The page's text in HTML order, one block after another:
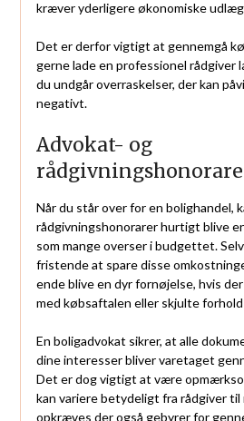
kræver yderligere økonomiske
Det er derfor vigtigt at gennemgå
gerne lade en professionel rådgiver
du undgår overraskelser, der kan
negativt.
Advokat- og
Når du står over for en bolighandel,
rådgivningshonorarer hurtigt blive
som mange overser i budgettet.
fristende at spare disse
ende blive en dyr fornøjelse, hvis
med købsaftalen eller skjulte
En boligadvokat sikrer, at alle
dine interesser bliver varetaget
Det er dog vigtigt at være
kan variere betydeligt fra rådgiver til
opkræves der også gebyrer for